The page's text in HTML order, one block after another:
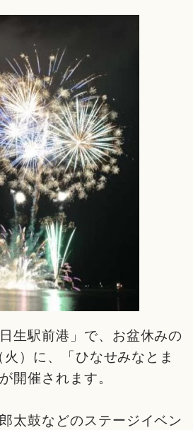
生駅前港」で、お盆休みの
）に、「ひなせみなとま
開催されます。
太鼓などのステージイベン